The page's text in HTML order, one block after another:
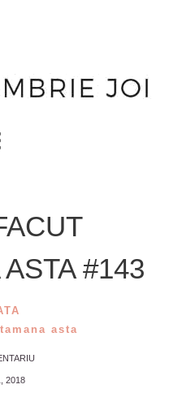
#143
asta
2018